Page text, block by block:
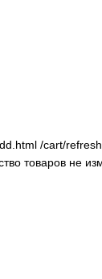
/cart/
товаров не